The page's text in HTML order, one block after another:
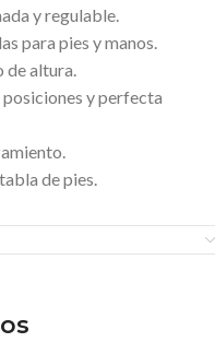
y regulable.
para pies y manos.
de altura.
y perfecta
de pies.